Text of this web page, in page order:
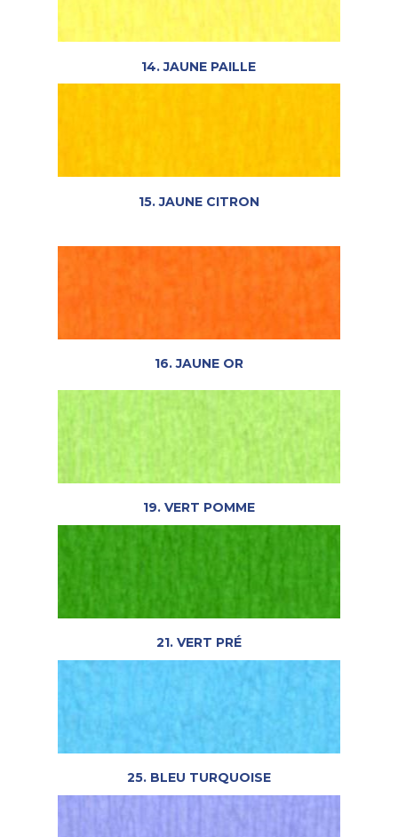
14. JAUNE PAILLE
15. JAUNE CITRON
16. JAUNE OR
19. VERT POMME
21. VERT PRÉ
25. BLEU TURQUOISE